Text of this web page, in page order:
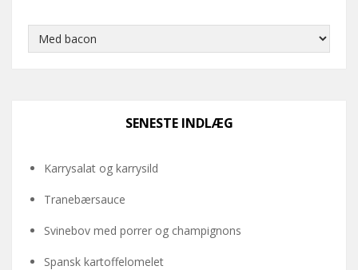
Kategorier
SENESTE INDLÆG
Karrysalat og karrysild
Tranebærsauce
Svinebov med porrer og champignons
Spansk kartoffelomelet